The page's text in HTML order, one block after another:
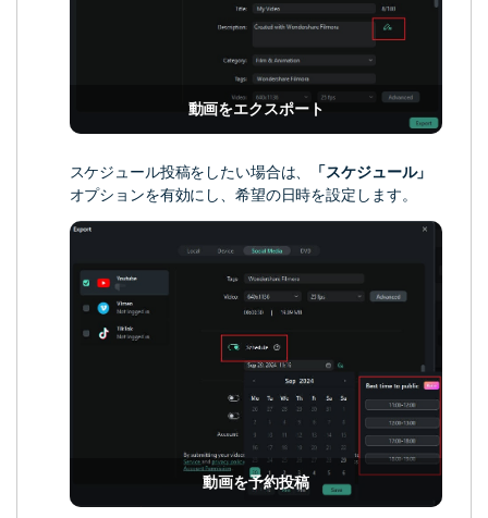
動画をエクスポート
スケジュール投稿をしたい場合は、
「スケジュール」
オプションを有効にし、希望の日時を設定します。
動画を予約投稿